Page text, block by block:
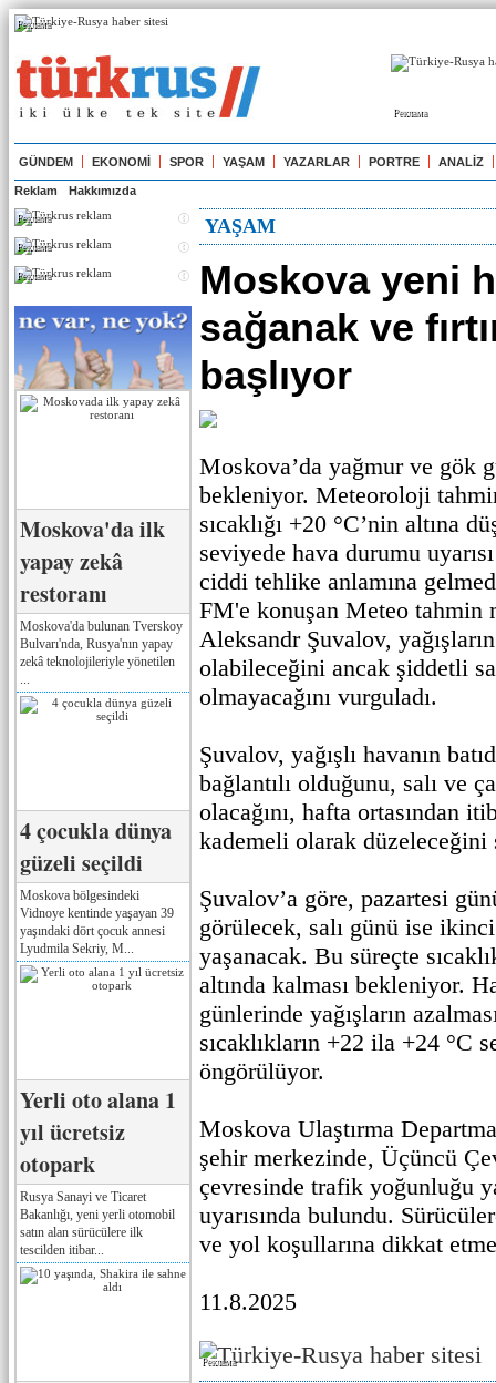
Реклама
Реклама
GÜNDEM EKONOMİ SPOR YAŞAM YAZARLAR PORTRE ANALİZ
Reklam Hakkımızda
Реклама
Реклама
Реклама
Moskova'da ilk
yapay zekâ
restoranı
Moskova'da bulunan Tverskoy
Bulvarı'nda, Rusya'nın yapay
zekâ teknolojileriyle yönetilen
4 çocukla dünya
güzeli seçildi
Moskova bölgesindeki
Vidnoye kentinde yaşayan 39
yaşındaki dört çocuk annesi
Lyudmila Sekriy, M...
Yerli oto alana 1
yıl ücretsiz
otopark
Rusya Sanayi ve Ticaret
Bakanlığı, yeni yerli otomobil
satın alan sürücülere ilk
tescilden itibar...
YAŞAM
Moskova yeni
sağanak ve
başlıyor
Moskova’da yağmur ve gök
bekleniyor. Meteoroloji
sıcaklığı +20 °C’nin altına
seviyede hava durumu
ciddi tehlike anlamına
FM'e konuşan Meteo tahmin
Aleksandr Şuvalov,
olabileceğini ancak şiddetli
olmayacağını vurguladı.
Şuvalov, yağışlı havanın
bağlantılı olduğunu, salı ve
olacağını, hafta ortasından
kademeli olarak düzeleceğini
Şuvalov’a göre, pazartesi
görülecek, salı günü ise
yaşanacak. Bu süreçte
altında kalması bekleniyor.
günlerinde yağışların
sıcaklıkların +22 ila +24 °C
öngörülüyor.
Moskova Ulaştırma
şehir merkezinde, Üçüncü
çevresinde trafik yoğunluğu
uyarısında bulundu.
ve yol koşullarına dikkat
11.8.2025
Реклама